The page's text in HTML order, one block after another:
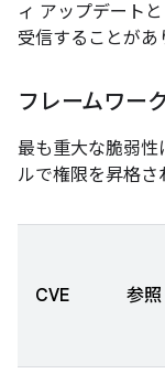
ィ アップデートと
受信することがあ
フレームワー
最も重大な脆弱性
ルで権限を昇格さ
CVE 参照